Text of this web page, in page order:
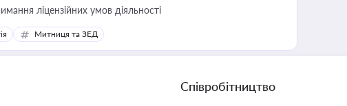
ліцензійних умов діяльності
Митниця та ЗЕД
Співробітництво